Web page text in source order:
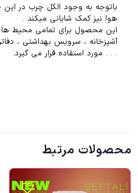
باتوجه به وجود الکل چرب در
هوا نیز کمک شایانی میکند .
این محصول برای تمامی محیط ها
آشپزخانه ، سرویس بهداشتی ،
. . . مورد استفاده قرار می گیرد.
محصولات مرتبط